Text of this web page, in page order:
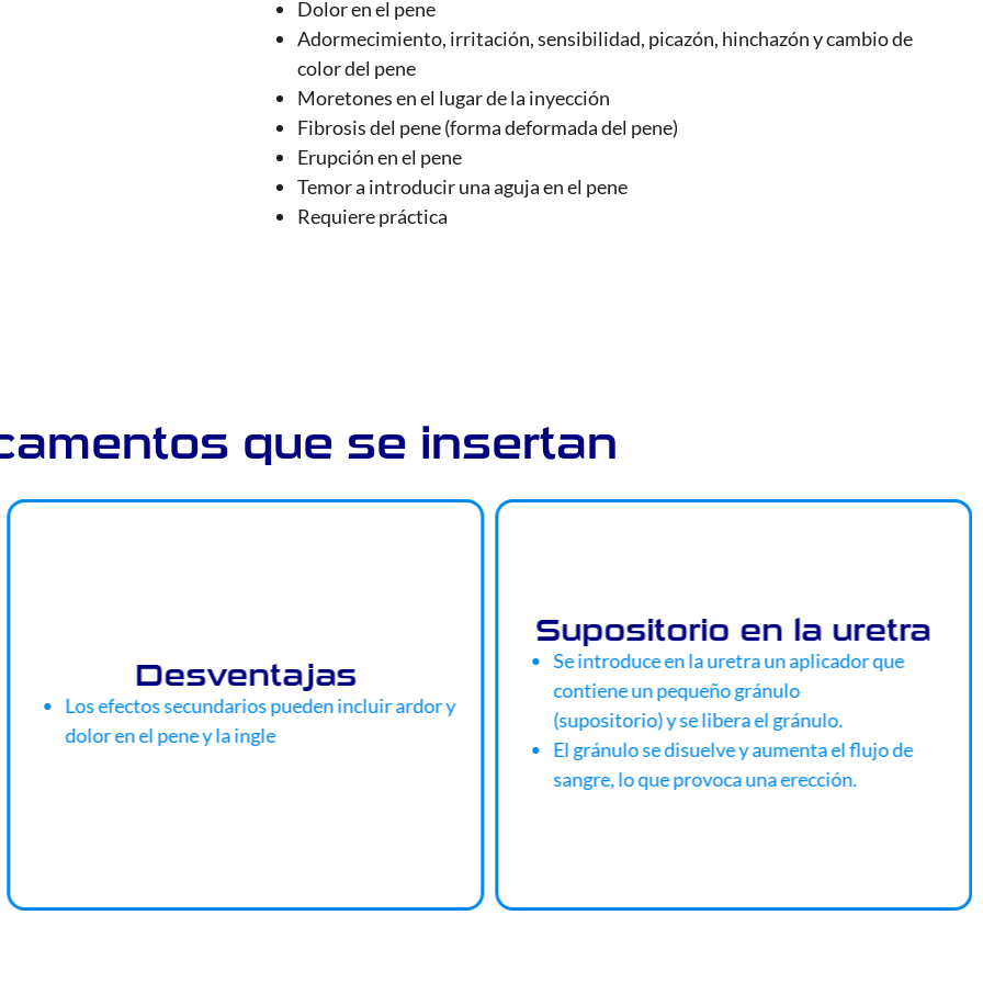
Dolor en el pene
Adormecimiento, irritación, sensibilidad, picazón, hinchazón y cambio de
color del pene
Moretones en el lugar de la inyección
Fibrosis del pene (forma deformada del pene)
Erupción en el pene
Temor a introducir una aguja en el pene
Requiere práctica
que se insertan
Desventajas
Los efectos secundarios pueden incluir ardor y
dolor en el pene y la ingle
Supositorio en la uretra
Se introduce en la uretra un aplicador que
contiene un pequeño gránulo
(supositorio) y se libera el gránulo.
El gránulo se disuelve y aumenta el flujo de
sangre, lo que provoca una erección.